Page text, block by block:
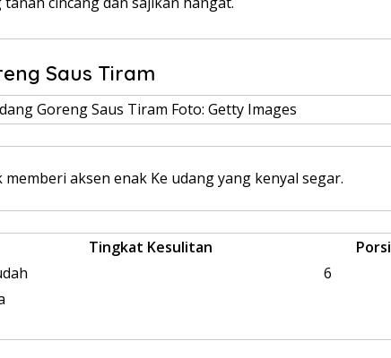
Saus Tiram
Goreng Saus Tiram Foto: Getty Images
aksen enak Ke udang yang kenyal segar.
Tingkat Kesulitan
Porsi
6